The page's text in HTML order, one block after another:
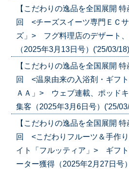
【こだわりの逸品を全国展開
回 <チーズスイーツ専門ＥＣ
ズ」> フグ料理店のデザート
（2025年3月13日号）('25/03/18)
【こだわりの逸品を全国展開
回 <温泉由来の入浴剤・ギフ
ＡＡ」> ウェブ連載、ポッド
集客（2025年3月6日号）('25/
【こだわりの逸品を全国展開
回 <こだわりフルーツ＆手作
イト「フルッティア」> ギフ
ーター獲得（2025年2月27日号